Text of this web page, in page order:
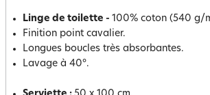
Linge de toilette - 100% coton (540 g/
Finition point cavalier.
Longues boucles très absorbantes.
Lavage à 40°.